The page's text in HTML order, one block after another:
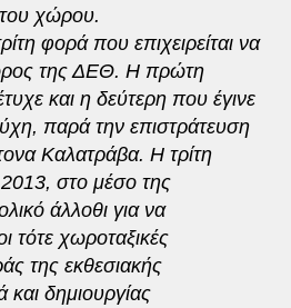
χώρου.
φορά που επιχειρείται να
της ΔΕΘ. Η πρώτη
και η δεύτερη που έγινε
παρά την επιστράτευση
Καλατράβα. Η τρίτη
στο μέσο της
άλλοθι για να
τότε χωροταξικές
της εκθεσιακής
και δημιουργίας